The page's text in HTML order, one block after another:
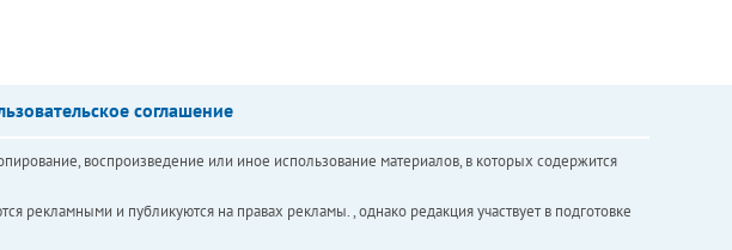
соглашение
воспроизведение или иное использование материалов, в которых содержится
рекламными и публикуются на правах рекламы. , однако редакция участвует в подготовке